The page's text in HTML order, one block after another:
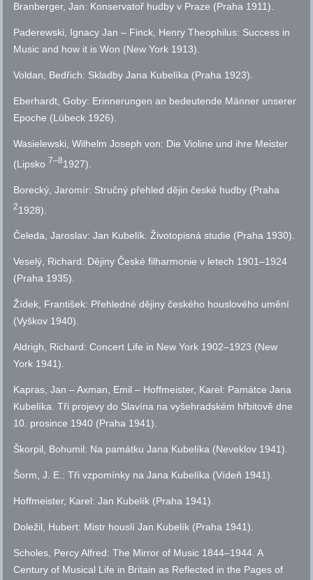
Branberger, Jan: Konservatoř hudby v Praze (Praha 1911).
Paderewski, Ignacy Jan – Finck, Henry Theophilus: Success in
Music and how it is Won (New York 1913).
Voldan, Bedřich: Skladby Jana Kubelíka (Praha 1923).
Eberhardt, Goby: Erinnerungen an bedeutende Männer unserer
Epoche (Lübeck 1926).
Wasielewski, Wilhelm Joseph von: Die Violine und ihre Meister
(Lipsko 7–81927).
Borecký, Jaromír: Stručný přehled dějin české hudby (Praha
21928).
Čeleda, Jaroslav: Jan Kubelík. Životopisná studie (Praha 1930).
Veselý, Richard: Dějiny České filharmonie v letech 1901–1924
(Praha 1935).
Žídek, František: Přehledné dějiny českého houslového umění
(Vyškov 1940).
Aldrigh, Richard: Concert Life in New York 1902–1923 (New
York 1941).
Kapras, Jan – Axman, Emil – Hoffmeister, Karel: Památce Jana
Kubelíka. Tři projevy do Slavína na vyšehradském hřbitově dne
10. prosince 1940 (Praha 1941).
Škorpil, Bohumil: Na památku Jana Kubelíka (Neveklov 1941).
Šorm, J. E.: Tři vzpomínky na Jana Kubelíka (Vídeň 1941).
Hoffmeister, Karel: Jan Kubelík (Praha 1941).
Doležil, Hubert: Mistr houslí Jan Kubelík (Praha 1941).
Scholes, Percy Alfred: The Mirror of Music 1844–1944. A
Century of Musical Life in Britain as Reflected in the Pages of